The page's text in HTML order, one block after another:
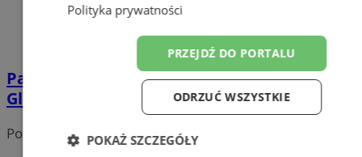
PalmJazz 2025 – święto jazzu wraca do
Gliwic!
Portal należy do sieci
Polityka prywatności
PRZEJDŹ DO PORTALU
ODRZUĆ WSZYSTKIE
POKAŻ SZCZEGÓŁY